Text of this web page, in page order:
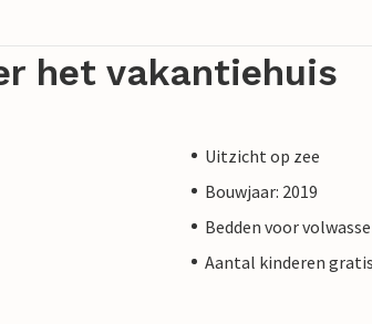
het vakantiehuis
Uitzicht op zee
Bouwjaar: 2019
Bedden voor
Aantal kinderen